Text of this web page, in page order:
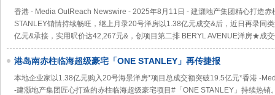
42,267元＆ 项目总成交金额突破20亿元＆
香港 - Media OutReach Newswire - 2025年8月11日 - 建灝地产集团精心打造
STANLEY销情持续畅旺，继上月录20号洋房以1.38亿元成交&后，近日再录同
亿元&承接，实用呎价达42,267元&，创项目第二排 BERYL AVENUE洋房★成
港岛南赤柱临海超级豪宅「ONE STANLEY」再传捷报
本地企业家以1.38亿元购入20号海景洋房*项目总成交额突破19.5亿元*香港 -
-建灝地产集团匠心打造的赤柱临海超级豪宅项目#「ONE STANLEY」持续热